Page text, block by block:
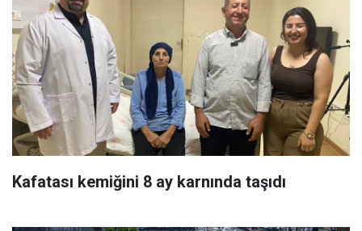
Kafatası kemiğini 8 ay karnında taşıdı